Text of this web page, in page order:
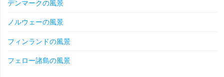
デンマークの風景
ノルウェーの風景
フィンランドの風景
フェロー諸島の風景